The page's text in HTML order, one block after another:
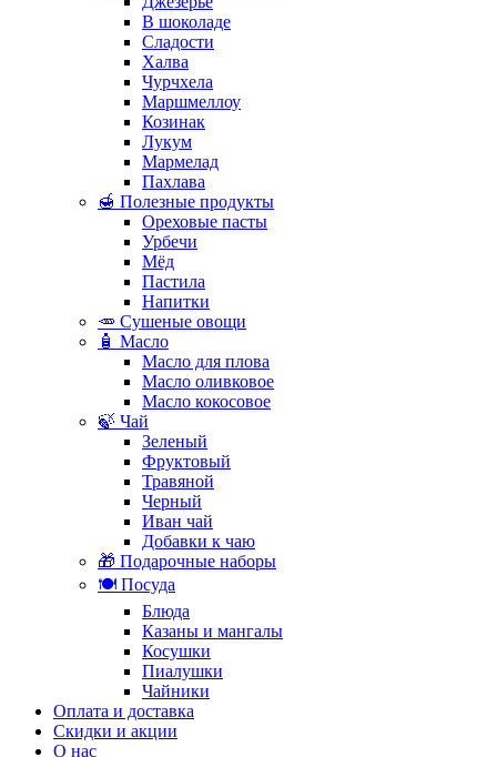
В шоколаде
Сладости
Халва
Чурчхела
Маршмеллоу
Козинак
Лукум
Мармелад
Пахлава
🍯 Полезные продукты
Ореховые пасты
Урбечи
Мёд
Пастила
Напитки
🥕 Сушеные овощи
🧴 Масло
Масло для плова
Масло оливковое
Масло кокосовое
🍃 Чай
Зеленый
Фруктовый
Травяной
Черный
Иван чай
Добавки к чаю
🎁 Подарочные наборы
🍽️ Посуда
Блюда
Казаны и мангалы
Косушки
Пиалушки
Чайники
Оплата и доставка
Скидки и акции
О нас